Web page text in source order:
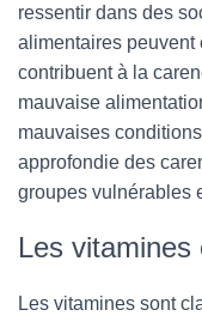
ressentir dans des
alimentaires peuvent
contribuent à la
mauvaise
mauvaises
approfondie des
groupes vulnérables
Les
Les vitamines sont